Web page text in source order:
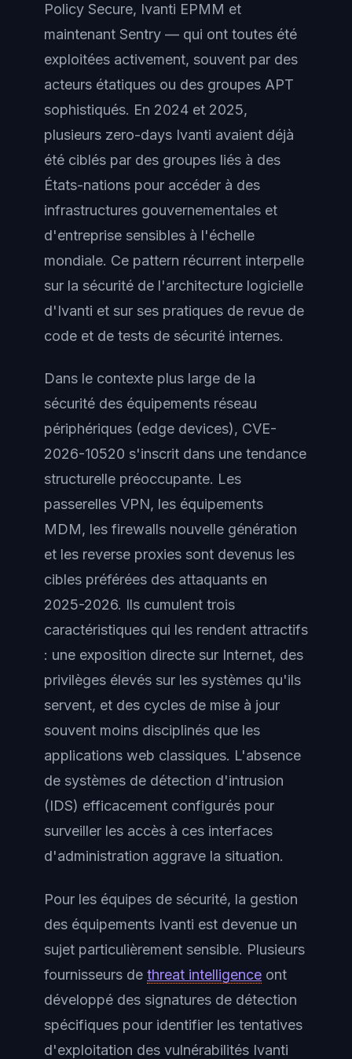
Policy Secure, Ivanti EPMM et
maintenant Sentry — qui ont toutes été
exploitées activement, souvent par des
acteurs étatiques ou des groupes APT
sophistiqués. En 2024 et 2025,
plusieurs zero-days Ivanti avaient déjà
été ciblés par des groupes liés à des
États-nations pour accéder à des
infrastructures gouvernementales et
d'entreprise sensibles à l'échelle
mondiale. Ce pattern récurrent interpelle
sur la sécurité de l'architecture logicielle
d'Ivanti et sur ses pratiques de revue de
code et de tests de sécurité internes.
Dans le contexte plus large de la
sécurité des équipements réseau
périphériques (edge devices), CVE-
2026-10520 s'inscrit dans une tendance
structurelle préoccupante. Les
passerelles VPN, les équipements
MDM, les firewalls nouvelle génération
et les reverse proxies sont devenus les
cibles préférées des attaquants en
2025-2026. Ils cumulent trois
caractéristiques qui les rendent attractifs
: une exposition directe sur Internet, des
privilèges élevés sur les systèmes qu'ils
servent, et des cycles de mise à jour
souvent moins disciplinés que les
applications web classiques. L'absence
de systèmes de détection d'intrusion
(IDS) efficacement configurés pour
surveiller les accès à ces interfaces
d'administration aggrave la situation.
Pour les équipes de sécurité, la gestion
des équipements Ivanti est devenue un
sujet particulièrement sensible. Plusieurs
fournisseurs de threat intelligence ont
développé des signatures de détection
spécifiques pour identifier les tentatives
d'exploitation des vulnérabilités Ivanti